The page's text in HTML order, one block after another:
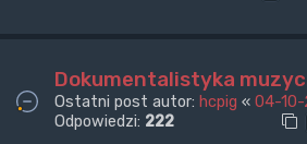
Dokumentalistyka
Ostatni post autor: hcpig « 04-
Odpowiedzi: 222